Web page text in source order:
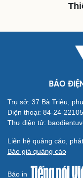
Làm đẹp - giảm cân
Ăn sạch sống khỏe
Sân khấu - Điện ảnh
Âm nhạc
Di sản
Du lịch
Tư vấn
BÁO
Trụ sở: 37 Bà Triệu,
Điện thoại: 84-24-
Thư điện tử:
Liên hệ quảng cáo,
Báo giá quảng cáo
Báo in